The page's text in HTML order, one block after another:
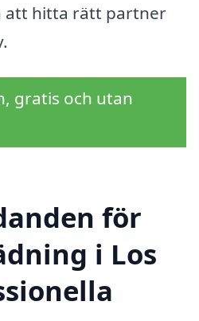
att hitta rätt partner
gratis och utan
för
i Los